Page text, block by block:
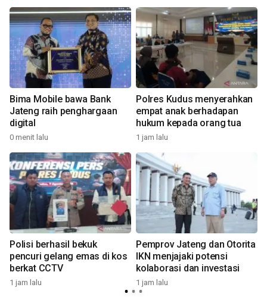
Bima Mobile bawa Bank
Jateng raih penghargaan
digital
0 menit lalu
Polres Kudus menyerahkan
empat anak berhadapan
hukum kepada orang tua
1 jam lalu
Polisi berhasil bekuk
pencuri gelang emas di kos
berkat CCTV
1 jam lalu
Pemprov Jateng dan Otorita
IKN menjajaki potensi
kolaborasi dan investasi
1 jam lalu